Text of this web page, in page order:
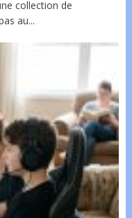
collection de
au...